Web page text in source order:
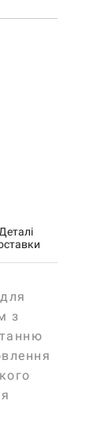
Деталі
з